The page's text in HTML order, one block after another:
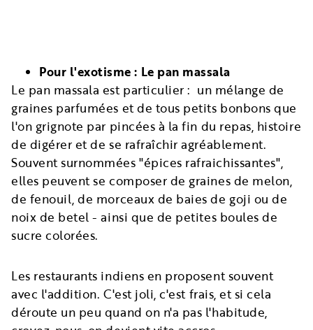
Pour l'exotisme : Le pan massala
Le pan massala est particulier : un mélange de
graines parfumées et de tous petits bonbons que
l'on grignote par pincées à la fin du repas, histoire
de digérer et de se rafraîchir agréablement.
Souvent surnommées "épices rafraichissantes",
elles peuvent se composer de graines de melon,
de fenouil, de morceaux de baies de goji ou de
noix de betel - ainsi que de petites boules de
sucre colorées.
Les restaurants indiens en proposent souvent
avec l'addition. C'est joli, c'est frais, et si cela
déroute un peu quand on n'a pas l'habitude,